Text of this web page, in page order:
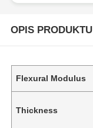
OPIS PRODUKTU
Flexural Modulus
Thickness